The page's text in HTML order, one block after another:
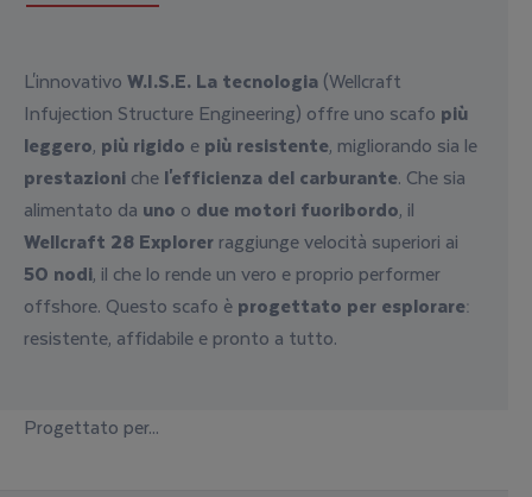
L'innovativo W.I.S.E. La tecnologia (Wellcraft
Infujection Structure Engineering) offre uno scafo più
leggero, più rigido e più resistente, migliorando sia le
prestazioni che l'efficienza del carburante. Che sia
alimentato da uno o due motori fuoribordo, il
Wellcraft 28 Explorer raggiunge velocità superiori ai
50 nodi, il che lo rende un vero e proprio performer
offshore. Questo scafo è progettato per esplorare:
resistente, affidabile e pronto a tutto.
Progettato per...